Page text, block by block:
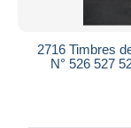
2716 Timbres
N° 526 527